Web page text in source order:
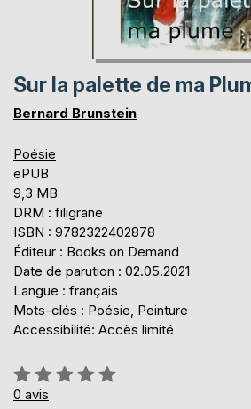
Sur la palette de ma
Bernard Brunstein
Poésie
ePUB
9,3 MB
DRM : filigrane
ISBN : 9782322402878
Éditeur : Books on Demand
Date de parution : 02.05.2021
Langue : français
Mots-clés : Poésie, Peinture
Accessibilité: Accès limité
Évaluation:
0%
0 avis